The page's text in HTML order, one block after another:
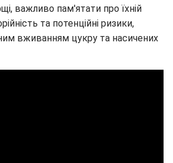
важливо пам'ятати про їхній
та потенційні ризики,
вживанням цукру та насичених